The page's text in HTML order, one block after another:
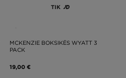
TIK
MCKENZIE BOKSIKĖS WYATT 3
PACK
19,00 €